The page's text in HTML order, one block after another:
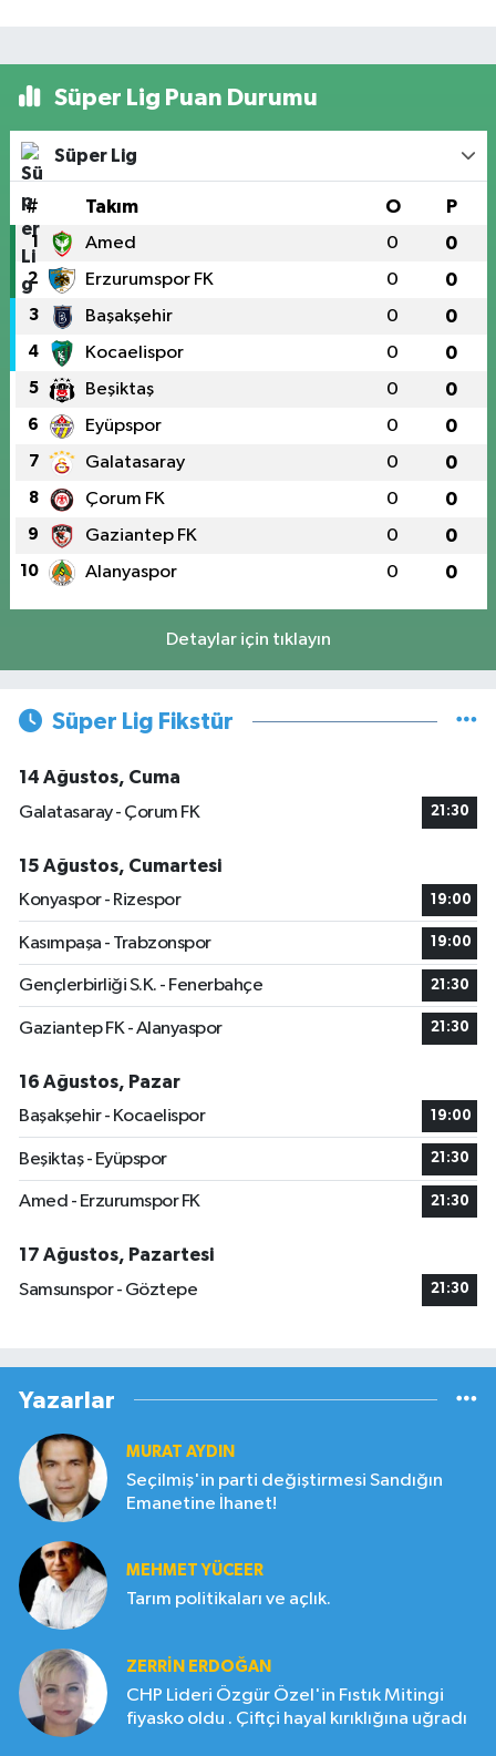
Süper Lig Puan Durumu
Süper Lig
# Takım O P
1 Amed 0 0
2 Erzurumspor FK 0 0
3 Başakşehir 0 0
4 Kocaelispor 0 0
5 Beşiktaş 0 0
6 Eyüpspor 0 0
7 Galatasaray 0 0
8 Çorum FK 0 0
9 Gaziantep FK 0 0
10 Alanyaspor 0 0
Detaylar için tıklayın
Süper Lig Fikstür
14 Ağustos, Cuma
Galatasaray - Çorum FK
21:30
15 Ağustos, Cumartesi
Konyaspor - Rizespor
19:00
Kasımpaşa - Trabzonspor 19:00
Gençlerbirliği S.K. - Fenerbahçe 21:30
Gaziantep FK - Alanyaspor 21:30
16 Ağustos, Pazar
Başakşehir - Kocaelispor
19:00
Beşiktaş - Eyüpspor 21:30
Amed - Erzurumspor FK 21:30
17 Ağustos, Pazartesi
Samsunspor - Göztepe
21:30
Yazarlar
MURAT AYDIN
Seçilmiş'in parti değiştirmesi Sandığın
Emanetine İhanet!
MEHMET YÜCEER
Tarım politikaları ve açlık.
ZERRIN ERDOĞAN
CHP Lideri Özgür Özel'in Fıstık Mitingi
fiyasko oldu . Çiftçi hayal kırıklığına uğradı